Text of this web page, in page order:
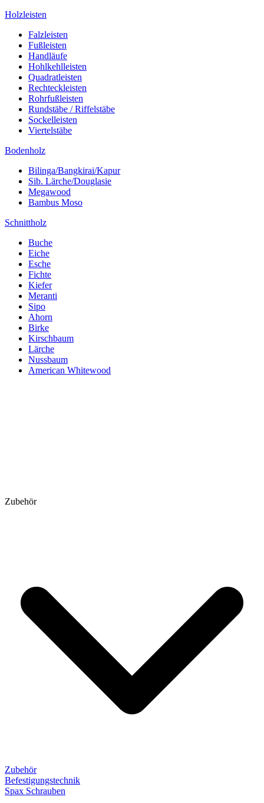
Holzleisten
Falzleisten
Fußleisten
Handläufe
Hohlkehlleisten
Quadratleisten
Rechteckleisten
Rohrfußleisten
Rundstäbe / Riffelstäbe
Sockelleisten
Viertelstäbe
Bodenholz
Bilinga/Bangkirai/Kapur
Sib. Lärche/Douglasie
Megawood
Bambus Moso
Schnittholz
Buche
Eiche
Esche
Fichte
Kiefer
Meranti
Sipo
Ahorn
Birke
Kirschbaum
Lärche
Nussbaum
American Whitewood
Zubehör
Zubehör
Befestigungstechnik
Spax Schrauben